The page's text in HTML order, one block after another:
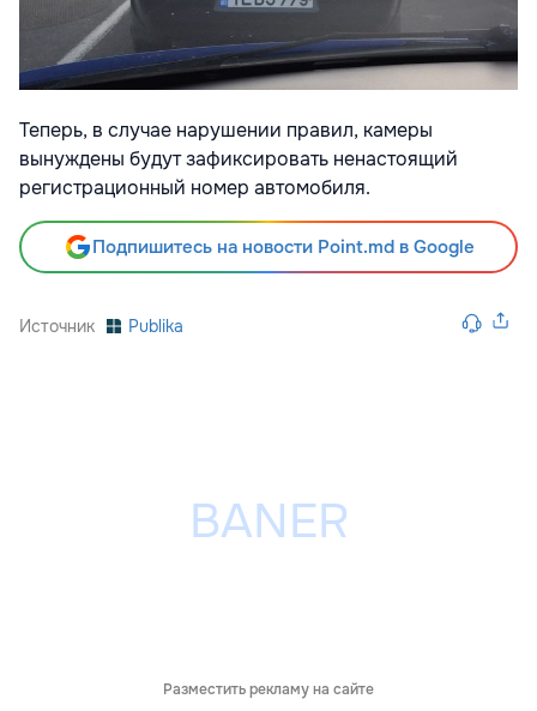
Теперь, в случае нарушении правил, камеры
вынуждены будут зафиксировать ненастоящий
регистрационный номер автомобиля.
Подпишитесь на новости Point.md в Google
Источник Publika
Разместить рекламу на сайте